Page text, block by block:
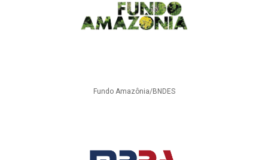
Fundo Amazônia/BNDES